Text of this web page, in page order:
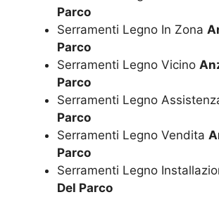
Parco
Serramenti Legno In Zona
Parco
Serramenti Legno Vicino
Parco
Serramenti Legno
Parco
Serramenti Legno Vendita
Parco
Serramenti Legno
Del Parco